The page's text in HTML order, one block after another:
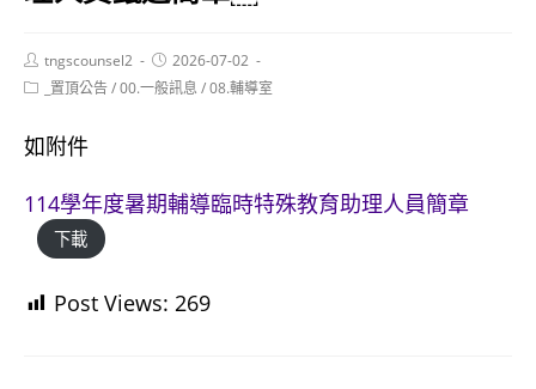
Post
author:
tngscounsel2
Post
published:
2026-07-02
Post _置頂公告/00.一般訊息 /08.輔導室
如附件
114學年度暑期輔導臨時特殊教育助理人員簡章
下載
Post Views: 269